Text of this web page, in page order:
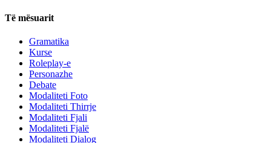
Të mësuarit
Gramatika
Kurse
Roleplay-e
Personazhe
Debate
Modaliteti Foto
Modaliteti Thirrje
Modaliteti Fjali
Modaliteti Fjalë
Modaliteti Dialog